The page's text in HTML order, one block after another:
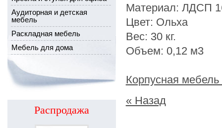
Аудиторная и детская
мебель
Раскладная мебель
Мебель для дома
Распродажа
Материал: ЛДСП
Цвет: Ольха
Вес: 30 кг.
Объем: 0,12 м3
Корпусная
« Назад